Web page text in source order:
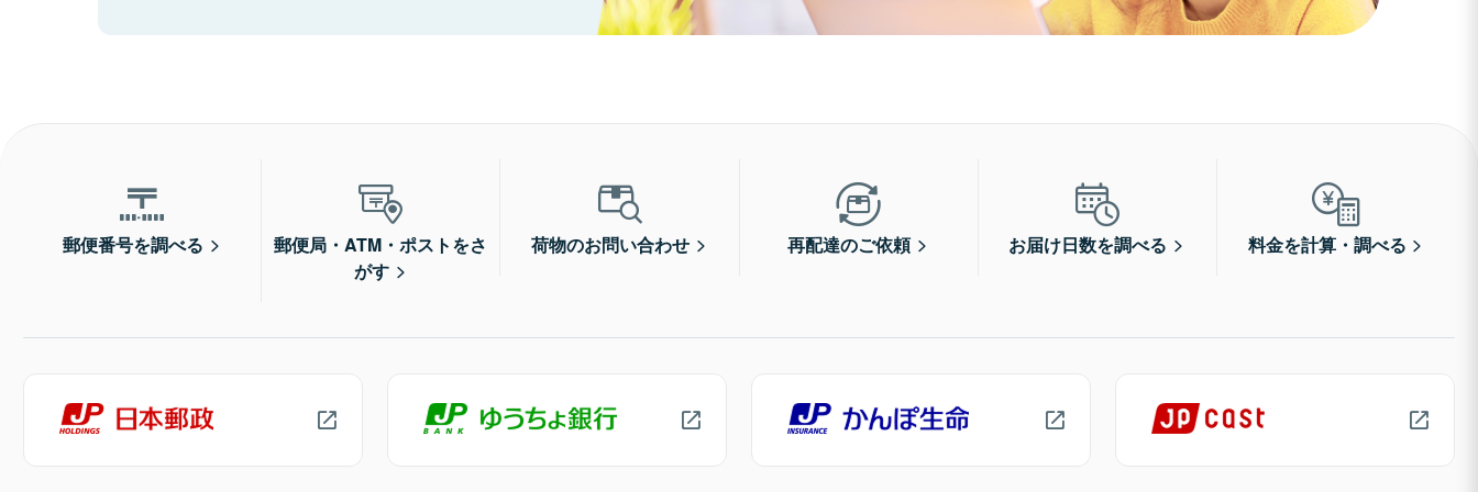
郵便番号を調べる
郵便局・ATM・ポストをさ
がす
荷物のお問い合わせ 再配達のご依頼 お届け日数を調べる 料金を計算・調べる